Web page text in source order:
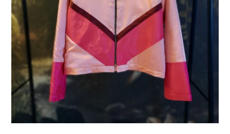
patron